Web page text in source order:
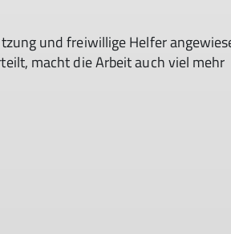
und freiwillige Helfer
macht die Arbeit auch viel mehr